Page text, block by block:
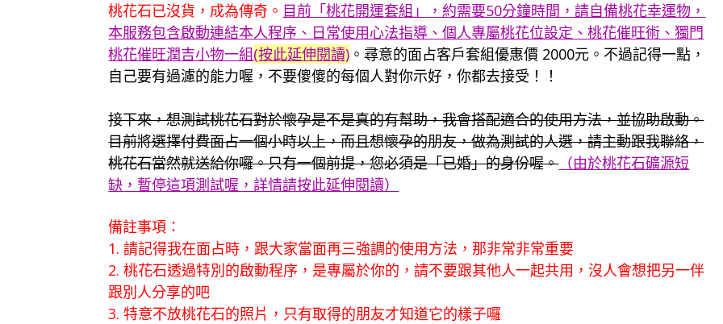
桃花石已沒貨，成為傳奇。 目前「桃花開運套組」，約需要50分鐘時間，請自備桃花幸運物，
本服務包含啟動連結本人程序、日常使用心法指導、個人專屬桃花位設定、桃花催旺術、獨門
桃花催旺潤吉小物一組(按此延伸閱讀) 。尋意的面占客戶套組優惠價 2000元。不過記得一點，
自己要有過濾的能力喔，不要傻傻的每個人對你示好，你都去接受！！
接下來，想測試桃花石對於懷孕是不是真的有幫助，我會搭配適合的使用方法，並協助啟動。
目前將選擇付費面占一個小時以上，而且想懷孕的朋友，做為測試的人選，請主動跟我聯絡，
桃花石當然就送給你囉。只有一個前提，您必須是「已婚」的身份喔。（由於桃花石礦源短
缺，暫停這項測試喔，詳情請按此延伸閱讀）
備註事項：
1. 請記得我在面占時，跟大家當面再三強調的使用方法，那非常非常重要
2. 桃花石透過特別的啟動程序，是專屬於你的，請不要跟其他人一起共用，沒人會想把另一伴
跟別人分享的吧
3. 特意不放桃花石的照片，只有取得的朋友才知道它的樣子囉